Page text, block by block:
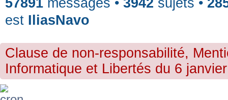
57891 messages • 3942 sujets •
est IliasNavo
Clause de non-responsabilité,
Informatique et Libertés du 6